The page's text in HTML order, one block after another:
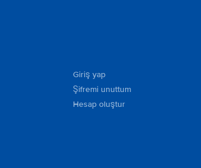
Giriş yap
Şifremi unuttum
Hesap oluştur